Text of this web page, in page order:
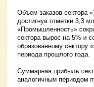
Объем заказов сектора
достигнув отметки 3,3
«Промышленность»
сектора вырос на 5% и
образованному сектору
периода прошлого года.
Суммарная прибыль
аналогичным периодом